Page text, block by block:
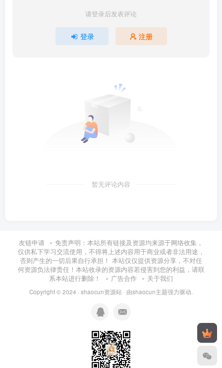
请登录后发表评论
登录 注册
暂无评论内容
友链申请
免责声明：本站所有链接及资源均来源于网络收集，
仅供私下学习交流使用，不得将上述内容用于商业或者非法用途，
否则产生的一切后果自行承担！ 本站仅仅提供资源分享，不对任
何资源负法律责任！本站收录的资源内容若侵害到您的利益，请联
系本站进行删除！
广告合作 关于我们
Copyright © 2024 · shaocun资源站 · 由shaocun主题强力驱动.